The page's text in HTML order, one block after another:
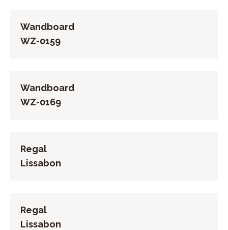
Wandboard
WZ-0159
Wandboard
WZ-0169
Regal
Lissabon
Regal
Lissabon